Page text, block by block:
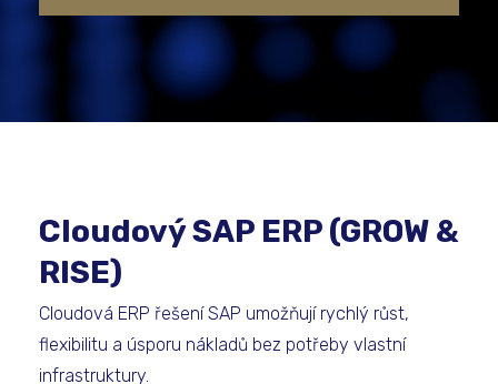
Cloudový SAP ERP (GROW &
RISE)
Cloudová ERP řešení SAP umožňují rychlý růst,
flexibilitu a úsporu nákladů bez potřeby vlastní
infrastruktury.